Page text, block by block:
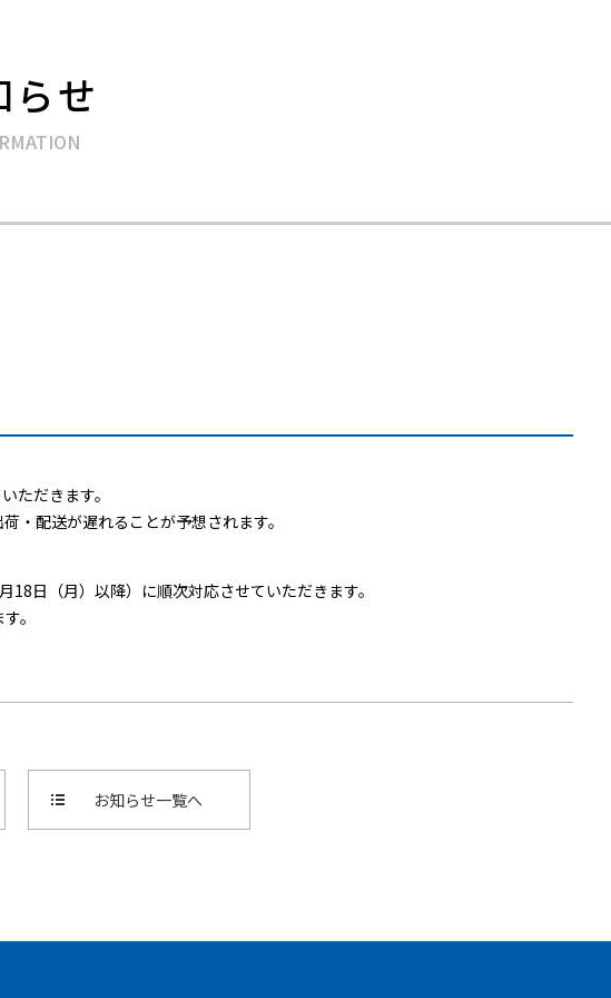
らせ
ただきます。
・配送が遅れることが予想されます。
日（月）以降）に順次対応させていただきます。
。
お知らせ一覧へ